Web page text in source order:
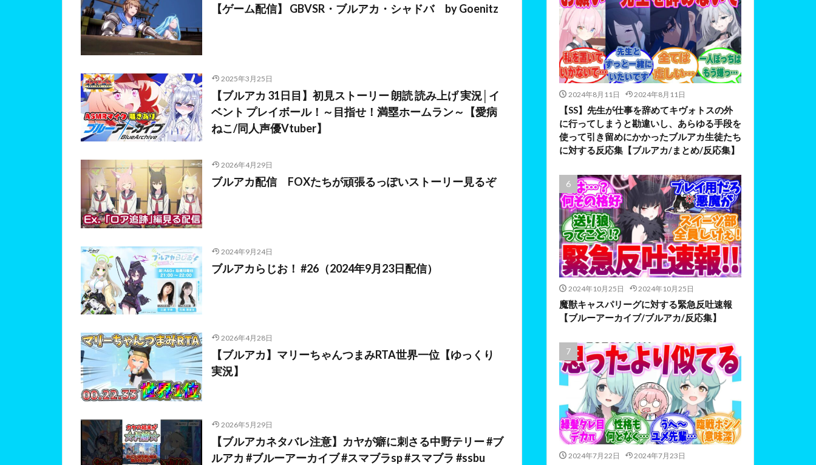
【ゲーム配信】 GBVSR・ブルアカ・シャドバ by Goenitz
2025年3月25日
【ブルアカ 31日目】初見ストーリー 朗読 読み上げ 実況│イ
ベント プレイボール！～目指せ！満塁ホームラン～【愛病
ねこ/同人声優Vtuber】
2026年4月29日
ブルアカ配信 FOXたちが頑張るっぽいストーリー見るぞ
2024年9月24日
ブルアカらじお！ #26（2024年9月23日配信）
2026年4月28日
【ブルアカ】マリーちゃんつまみRTA世界一位【ゆっくり
実況】
2026年5月29日
【ブルアカネタバレ注意】カヤが癖に刺さる中野テリー #ブ
ルアカ #ブルーアーカイブ #スマブラsp #スマブラ #ssbu
2024年8月11日 2024年8月11日
【SS】先生が仕事を辞めてキヴォトスの外
に行ってしまうと勘違いし、あらゆる手段を
使って引き留めにかかったブルアカ生徒たち
に対する反応集【ブルアカ/まとめ/反応集】
2024年10月25日 2024年10月25日
魔獣キャスパリーグに対する緊急反吐速報
【ブルーアーカイブ/ブルアカ/反応集】
2024年7月22日 2024年7月23日